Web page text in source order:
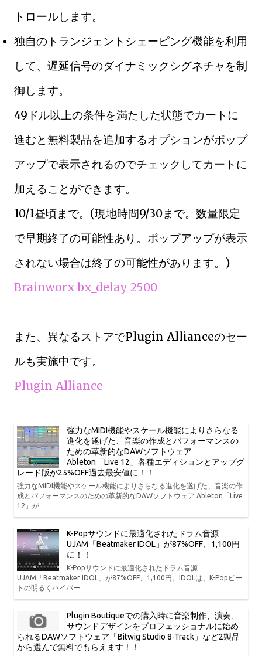
トロールします。
独自のトランジェントシェーピング機能を利用
して、遅延信号のダイナミックシグネチャを制
御します。
49ドル以上の条件を満たした状態でカートに
進むと無料製品を追加するオプションがポップ
アップで表示されるのでチェックしてカートに
加えることができます。
10/1昼頃まで。(現地時間9/30まで。数量限定
で早期終了の可能性あり。ポップアップが表示
されない場合は終了の可能性があります。)
Brainworx bx_delay 2500
また、異なるストアでPlugin Allianceのセー
ルも実施中です。
Plugin Alliance
強力なMIDI機能やスケール機能によりさらなる
進化を遂げた、音楽の作成とパフォーマンスの
ための革新的なDAWソフトウェア
Ableton「Live 12」各種エディションとアップグ
レード版が25%OFF過去最安値に！！
強力なMIDI機能やスケール機能によりさらなる進化を遂げた、音楽の作
成とパフォーマンスのための革新的なDAWソフトウェア Ableton「Live
12」が
K-Popサウンドに最適化されたドラム音源
UJAM「Beatmaker IDOL」が87%OFF、1,100円
に！！
K-Popサウンドに最適化されたドラム音源
UJAM「Beatmaker IDOL」が87%OFF、1,100円。IDOLは、K-Popビー
トの明るくハイパー
Plugin Boutiqueでの購入時に音楽制作、演奏、
サウンドデザインをプロフェッショナルに始め
られるDAWソフトウェア「Bitwig Studio 8-Track」など2製品
から選んで無料でもらえます！！